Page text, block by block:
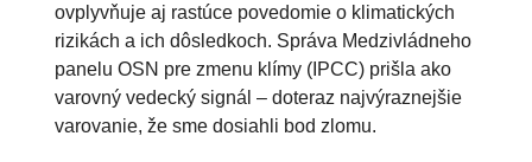
ovplyvňuje aj rastúce povedomie o klimatických
rizikách a ich dôsledkoch. Správa Medzivládneho
panelu OSN pre zmenu klímy (IPCC) prišla ako
varovný vedecký signál – doteraz najvýraznejšie
varovanie, že sme dosiahli bod zlomu.